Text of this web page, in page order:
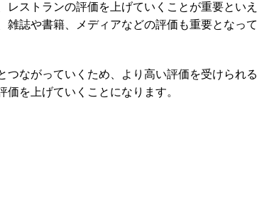
ストランの評価を上げていくことが重要といえ
雑誌や書籍、メディアなどの評価も重要となって
つながっていくため、より高い評価を受けられる
価を上げていくことになります。